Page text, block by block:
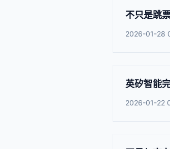
不只是跳
2026-01-28
英矽智能
2026-01-22